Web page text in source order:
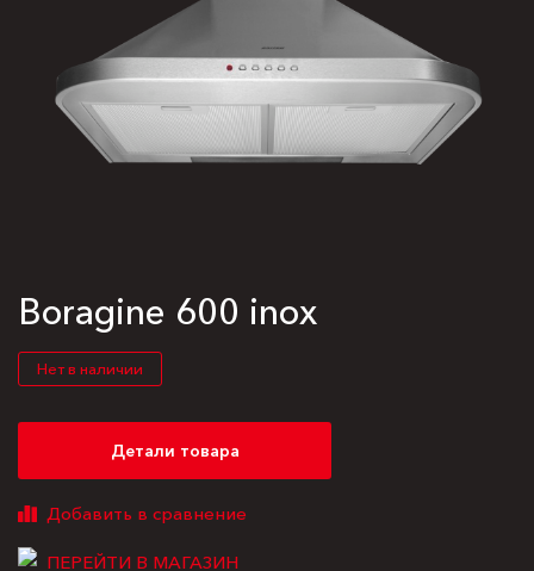
Boragine 600 inox
Нет в наличии
Детали товара
ПЕРЕЙТИ В МАГАЗИН